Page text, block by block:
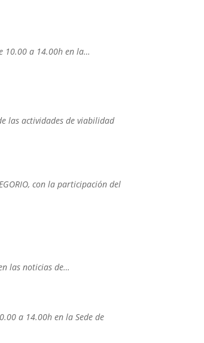
10.00 a 14.00h en la…
las actividades de viabilidad
con la participación del
las noticias de…
a 14.00h en la Sede de